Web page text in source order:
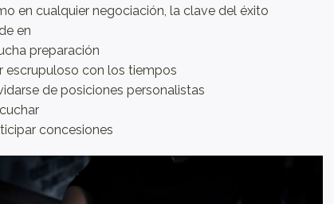
en cualquier negociación, la clave del éxito
en
preparación
escrupuloso con los tiempos
de posiciones personalistas
concesiones